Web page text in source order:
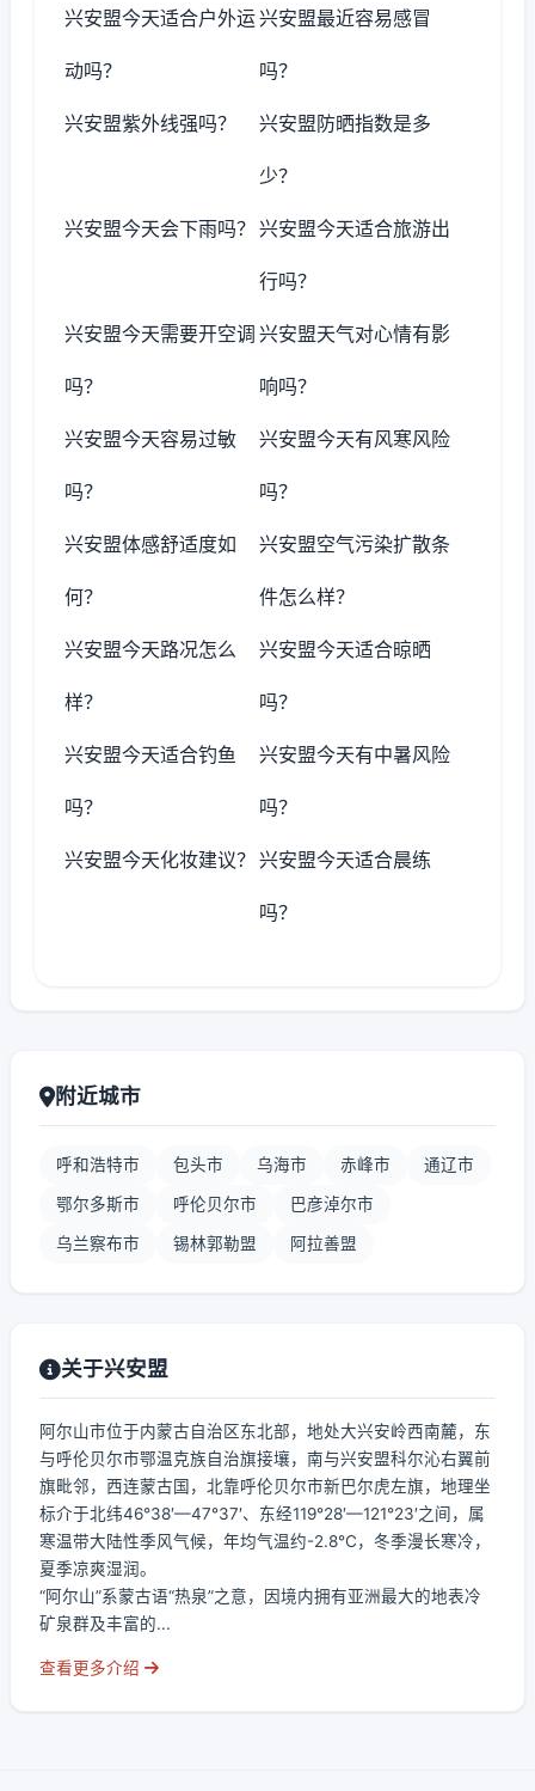
兴安盟今天适合户外运
动吗？
兴安盟最近容易感冒
吗？
兴安盟紫外线强吗？ 兴安盟防晒指数是多
少？
兴安盟今天会下雨吗？ 兴安盟今天适合旅游出
行吗？
兴安盟今天需要开空调
吗？
兴安盟天气对心情有影
响吗？
兴安盟今天容易过敏
吗？
兴安盟今天有风寒风险
吗？
兴安盟体感舒适度如
何？
兴安盟空气污染扩散条
件怎么样？
兴安盟今天路况怎么
样？
兴安盟今天适合晾晒
吗？
兴安盟今天适合钓鱼
吗？
兴安盟今天有中暑风险
吗？
兴安盟今天化妆建议？ 兴安盟今天适合晨练
吗？
附近城市
呼和浩特市 包头市 乌海市 赤峰市 通辽市
鄂尔多斯市 呼伦贝尔市 巴彦淖尔市
乌兰察布市 锡林郭勒盟 阿拉善盟
关于兴安盟
阿尔山市位于内蒙古自治区东北部，地处大兴安岭西南麓，东
与呼伦贝尔市鄂温克族自治旗接壤，南与兴安盟科尔沁右翼前
旗毗邻，西连蒙古国，北靠呼伦贝尔市新巴尔虎左旗，地理坐
标介于北纬46°38′—47°37′、东经119°28′—121°23′之间，属
寒温带大陆性季风气候，年均气温约-2.8℃，冬季漫长寒冷，
夏季凉爽湿润。
“阿尔山”系蒙古语“热泉”之意，因境内拥有亚洲最大的地表冷
矿泉群及丰富的...
查看更多介绍